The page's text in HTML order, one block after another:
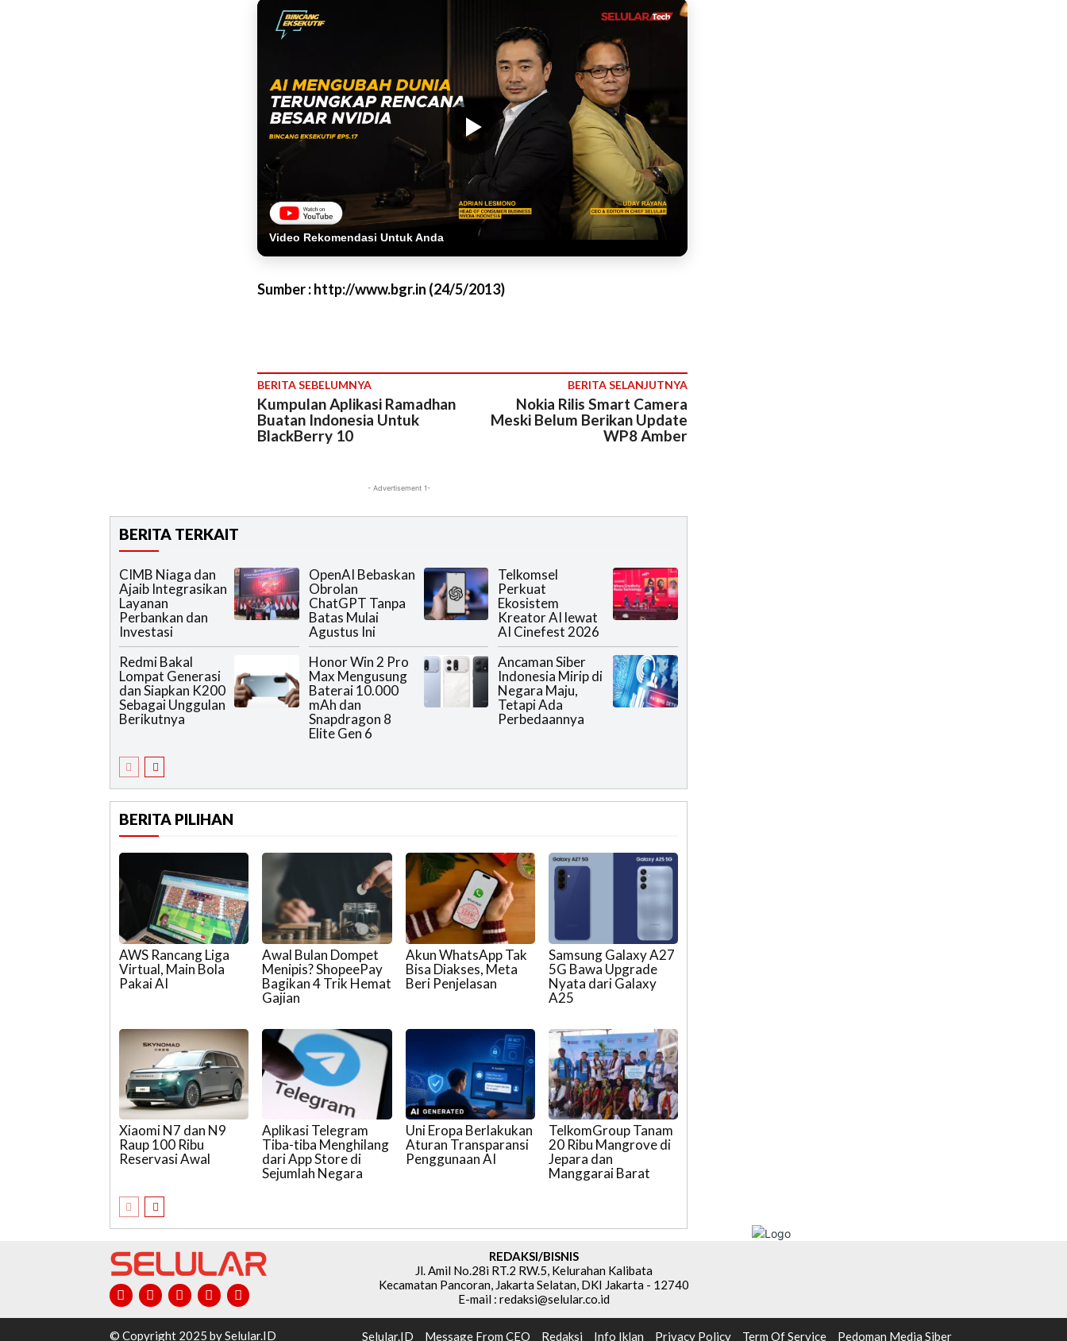
Video Rekomendasi Untuk Anda
Sumber : http://www.bgr.in (24/5/2013)
BERITA SEBELUMNYA
Kumpulan Aplikasi Ramadhan
Buatan Indonesia Untuk
BlackBerry 10
BERITA SELANJUTNYA
Nokia Rilis Smart Camera
Meski Belum Berikan Update
WP8 Amber
- Advertisement 1-
BERITA TERKAIT
CIMB Niaga dan
Ajaib Integrasikan
Layanan
Perbankan dan
Investasi
OpenAI Bebaskan
Obrolan
ChatGPT Tanpa
Batas Mulai
Agustus Ini
Telkomsel
Perkuat
Ekosistem
Kreator AI lewat
AI Cinefest 2026
Redmi Bakal
Lompat Generasi
dan Siapkan K200
Sebagai Unggulan
Berikutnya
Honor Win 2 Pro
Max Mengusung
Baterai 10.000
mAh dan
Snapdragon 8
Elite Gen 6
Ancaman Siber
Indonesia Mirip di
Negara Maju,
Tetapi Ada
Perbedaannya
BERITA PILIHAN
AWS Rancang Liga
Virtual, Main Bola
Pakai AI
Awal Bulan Dompet
Menipis? ShopeePay
Bagikan 4 Trik Hemat
Gajian
Akun WhatsApp Tak
Bisa Diakses, Meta
Beri Penjelasan
Samsung Galaxy A27
5G Bawa Upgrade
Nyata dari Galaxy
A25
Xiaomi N7 dan N9
Raup 100 Ribu
Reservasi Awal
Aplikasi Telegram
Tiba-tiba Menghilang
dari App Store di
Sejumlah Negara
Uni Eropa Berlakukan
Aturan Transparansi
Penggunaan AI
TelkomGroup Tanam
20 Ribu Mangrove di
Jepara dan
Manggarai Barat
REDAKSI/BISNIS
Jl. Amil No.28i RT.2 RW.5, Kelurahan Kalibata
Kecamatan Pancoran, Jakarta Selatan, DKI Jakarta - 12740
E-mail : redaksi@selular.co.id
© Copyright 2025 by Selular.ID Selular.ID Message From CEO Redaksi Info Iklan Privacy Policy Term Of Service Pedoman Media Siber